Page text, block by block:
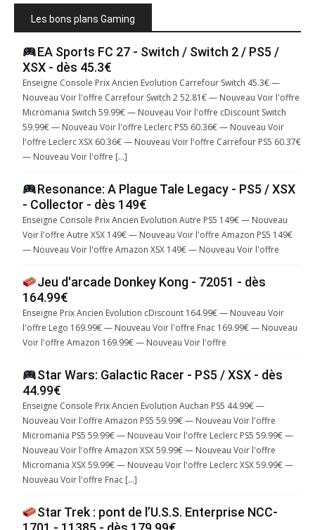
Les bons plans Gaming
EA Sports FC 27 - Switch / Switch 2 / PS5 /
XSX - dès 45.3€
Enseigne Console Prix Ancien Evolution Carrefour Switch 45.3€ —
Nouveau Voir l'offre Carrefour Switch 2 52.81€ — Nouveau Voir l'offre
Micromania Switch 59.99€ — Nouveau Voir l'offre cDiscount Switch
59.99€ — Nouveau Voir l'offre Leclerc PS5 60.36€ — Nouveau Voir
l'offre Leclerc XSX 60.36€ — Nouveau Voir l'offre Carrefour PS5 60.37€
— Nouveau Voir l'offre […]
Resonance: A Plague Tale Legacy - PS5 / XSX
- Collector - dès 149€
Enseigne Console Prix Ancien Evolution Autre PS5 149€ — Nouveau
Voir l'offre Autre XSX 149€ — Nouveau Voir l'offre Amazon PS5 149€
— Nouveau Voir l'offre Amazon XSX 149€ — Nouveau Voir l'offre
Jeu d'arcade Donkey Kong - 72051 - dès
164.99€
Enseigne Prix Ancien Evolution cDiscount 164.99€ — Nouveau Voir
l'offre Lego 169.99€ — Nouveau Voir l'offre Fnac 169.99€ — Nouveau
Voir l'offre Amazon 169.99€ — Nouveau Voir l'offre
Star Wars: Galactic Racer - PS5 / XSX - dès
44.99€
Enseigne Console Prix Ancien Evolution Auchan PS5 44.99€ —
Nouveau Voir l'offre Amazon PS5 59.99€ — Nouveau Voir l'offre
Micromania PS5 59.99€ — Nouveau Voir l'offre Leclerc PS5 59.99€ —
Nouveau Voir l'offre Amazon XSX 59.99€ — Nouveau Voir l'offre
Micromania XSX 59.99€ — Nouveau Voir l'offre Leclerc XSX 59.99€ —
Nouveau Voir l'offre Fnac […]
Star Trek : pont de l’U.S.S. Enterprise NCC-